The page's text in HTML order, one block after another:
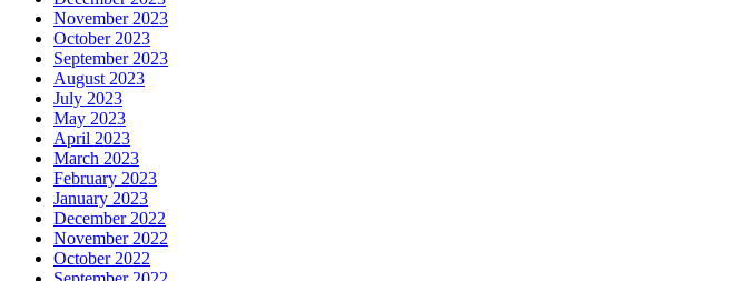
November 2023
October 2023
September 2023
August 2023
July 2023
May 2023
April 2023
March 2023
February 2023
January 2023
December 2022
November 2022
October 2022